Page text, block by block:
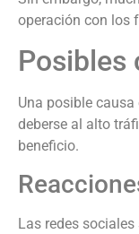
operación con los
Posibles
Una posible
deberse al alto
beneficio.
Las redes